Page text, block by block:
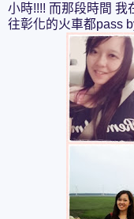
小時!!!! 而那段時間 我
往彰化的火車都pass